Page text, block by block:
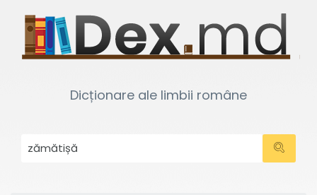
Dicționare ale limbii române